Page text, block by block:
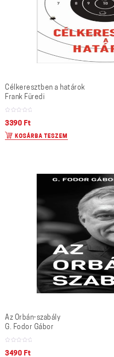
Célkeresztben a határok
Frank Füredi
3390 Ft
KOSÁRBA TESZEM
Az Orbán-szabály
G. Fodor Gábor
3490 Ft